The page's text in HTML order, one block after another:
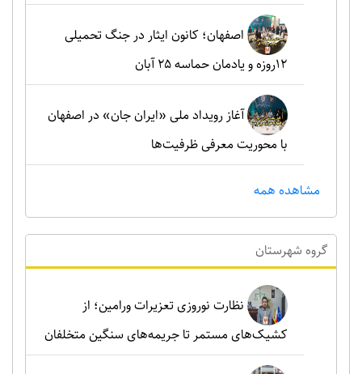
اصفهان؛ کانون ایثار در جنگ تحمیلی
۱۲روزه و یادمان حماسه ۲۵ آبان
آغاز رویداد ملی «ایران جان» در اصفهان
با محوریت معرفی ظرفیت‌ها
مشاهده همه
گروه شهرستان
نظارت نوروزی تعزیرات ورامین؛ از
کشیک‌های مستمر تا جریمه‌های سنگین متخلفان